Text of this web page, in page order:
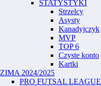
STATYSTYKI
Strzelcy
Asysty
Kanadyjczyk
MVP
TOP 6
Czyste konto
Kartki
ZIMA 2024/2025
PRO FUTSAL LEAGUE